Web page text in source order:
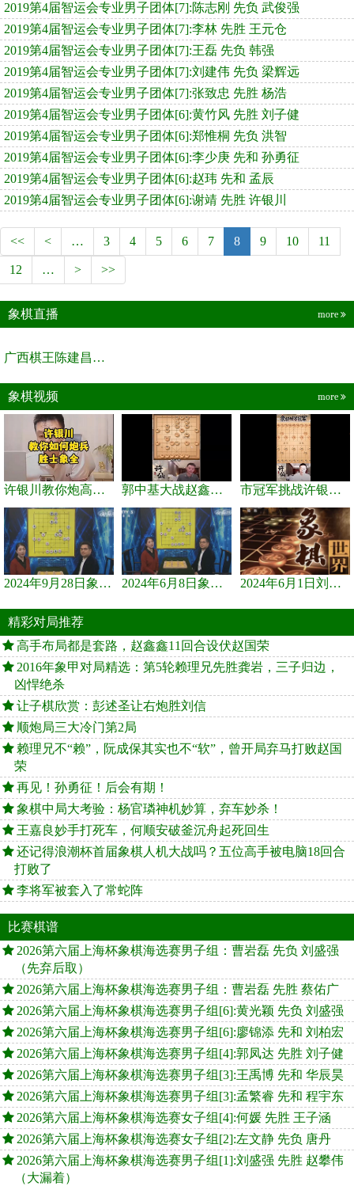
2019第4届智运会专业男子团体[7]:陈志刚 先负 武俊强
2019第4届智运会专业男子团体[7]:李林 先胜 王元仓
2019第4届智运会专业男子团体[7]:王磊 先负 韩强
2019第4届智运会专业男子团体[7]:刘建伟 先负 梁辉远
2019第4届智运会专业男子团体[7]:张致忠 先胜 杨浩
2019第4届智运会专业男子团体[6]:黄竹风 先胜 刘子健
2019第4届智运会专业男子团体[6]:郑惟桐 先负 洪智
2019第4届智运会专业男子团体[6]:李少庚 先和 孙勇征
2019第4届智运会专业男子团体[6]:赵玮 先和 孟辰
2019第4届智运会专业男子团体[6]:谢靖 先胜 许银川
<< < … 3 4 5 6 7 8 9 10 11
12 … > >>
象棋直播 more
广西棋王陈建昌直播间
象棋视频 more
许银川教你炮高兵士象全如何赢士象全，简单四步即可 郭中基大战赵鑫鑫，许银川激情讲解 市冠军挑战许银川，急进中兵变化真激烈！
2024年9月28日象棋世界栏目，刘君、蒋川讲解了第九届杨官璘杯象棋... 2024年6月8日象棋世界，刘君、蒋川讲解了第九届杨官璘杯全国象棋... 2024年6月1日刘君、蒋川讲解第三届上海杯象棋大师赛谢靖与李少庚...
精彩对局推荐
高手布局都是套路，赵鑫鑫11回合设伏赵国荣
2016年象甲对局精选：第5轮赖理兄先胜龚岩，三子归边，
凶悍绝杀
让子棋欣赏：彭述圣让右炮胜刘信
顺炮局三大冷门第2局
赖理兄不“赖”，阮成保其实也不“软”，曾开局弃马打败赵国
荣
再见！孙勇征！后会有期！
象棋中局大考验：杨官璘神机妙算，弃车妙杀！
王嘉良妙手打死车，何顺安破釜沉舟起死回生
还记得浪潮杯首届象棋人机大战吗？五位高手被电脑18回合
打败了
李将军被套入了常蛇阵
比赛棋谱
2026第六届上海杯象棋海选赛男子组：曹岩磊 先负 刘盛强
（先弃后取）
2026第六届上海杯象棋海选赛男子组：曹岩磊 先胜 蔡佑广
2026第六届上海杯象棋海选赛男子组[6]:黄光颖 先负 刘盛强
2026第六届上海杯象棋海选赛男子组[6]:廖锦添 先和 刘柏宏
2026第六届上海杯象棋海选赛男子组[4]:郭凤达 先胜 刘子健
2026第六届上海杯象棋海选赛男子组[3]:王禹博 先和 华辰昊
2026第六届上海杯象棋海选赛男子组[3]:孟繁睿 先和 程宇东
2026第六届上海杯象棋海选赛女子组[4]:何媛 先胜 王子涵
2026第六届上海杯象棋海选赛女子组[2]:左文静 先负 唐丹
2026第六届上海杯象棋海选赛男子组[1]:刘盛强 先胜 赵攀伟
（大漏着）